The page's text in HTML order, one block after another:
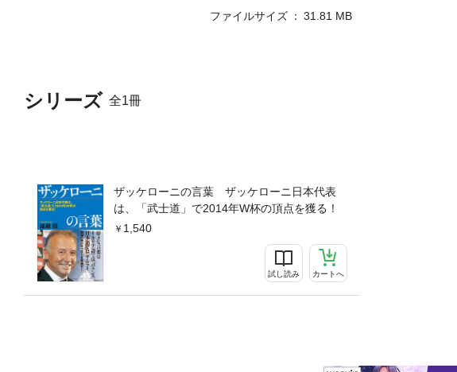
シリーズ 全1冊
ザッケローニの言葉 ザッケローニ日本代表
は、「武士道」で2014年W杯の頂点を獲る！
1,540
試し読み カートへ
ファイルサイズ
31.81 MB